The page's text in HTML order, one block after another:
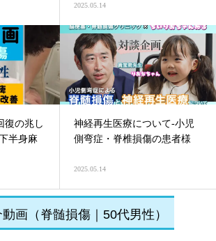
2025.05.14
復の兆し
半身麻
神経再生医療について-小児
側弯症・脊椎損傷の患者様
2025.05.14
画（脊髄損傷｜50代男性）